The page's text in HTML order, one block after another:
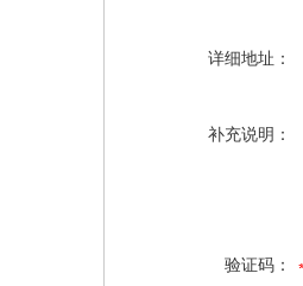
详细地址：
补充说明：
验证码：